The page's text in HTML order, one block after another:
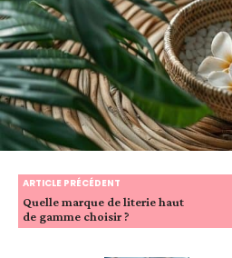
ARTICLE PRÉCÉDENT
Quelle marque de literie haut
de gamme choisir ?